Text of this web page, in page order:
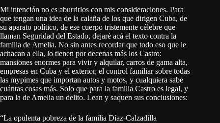
Mi intención no es aburrirlos con mis consideraciones. Para
que tengan una idea de la calaña de los que dirigen Cuba, de
su aparato político, de ese cuerpo tristemente célebre que
llaman Seguridad del Estado, dejaré acá el texto contra la
familia de Amelia. No sin antes recordar que todo eso que le
achacan a ella, lo tienen por decenas más los Castro:
mansiones enormes para vivir y alquilar, carros de gama alta,
empresas en Cuba y el exterior, el control familiar sobre todas
las mypimes que importan autos y motos, y cualquiera sabe
cuántas cosas más. Solo que para la familia Castro es legal, y
para la de Amelia un delito. Lean y saquen sus conclusiones:
“La opulenta pobreza de la familia Díaz-Calzadilla